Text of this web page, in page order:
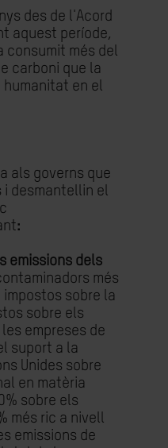
des de l'Acord
aquest període,
consumit més del
carboni que la
humanitat en el
als governs que
i desmantellin el
:
emissions dels
més
sobre la
sobre els
empreses de
suport a la
Unides sobre
en matèria
sobre els
més ric a nivell
emissions de